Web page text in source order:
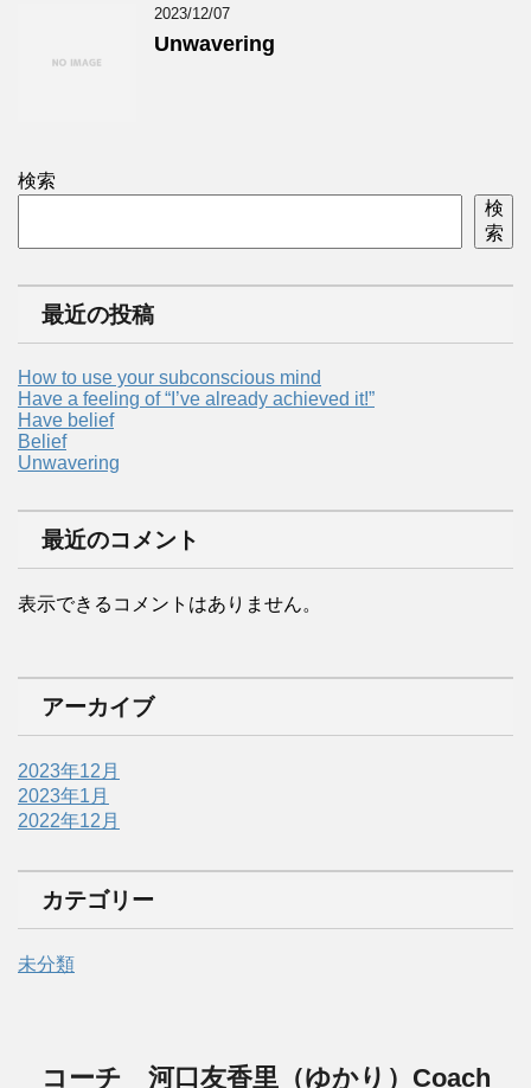
2023/12/07
Unwavering
検索
検
索
最近の投稿
How to use your subconscious mind
Have a feeling of “I’ve already achieved it!”
Have belief
Belief
Unwavering
最近のコメント
表示できるコメントはありません。
アーカイブ
2023年12月
2023年1月
2022年12月
カテゴリー
未分類
コーチ 河口友香里（ゆかり）Coach